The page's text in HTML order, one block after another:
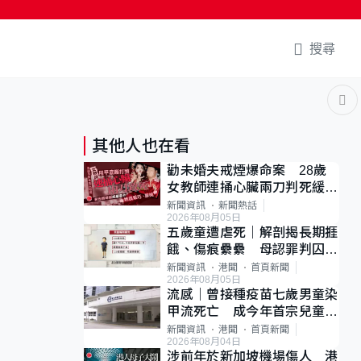
搜尋
其他人也在看
勸未婚夫戒煙爆命案 28歲
女教師連捅心臟兩刀判死緩
母斥判太重已上訴
新聞資訊
新聞熱話
2026年08月05日
五歲童遭虐死｜解剖揭長期捱
餓、傷痕纍纍 母認罪判囚
22年 官斥冷血：同類案最
惡劣
新聞資訊 港聞
首頁新聞
2026年08月05日
流感｜曾接種疫苗七歲男童染
甲流死亡 成今年首宗兒童感
染離世個案
新聞資訊 港聞
首頁新聞
2026年08月04日
涉前年於新加坡機場傷人 港